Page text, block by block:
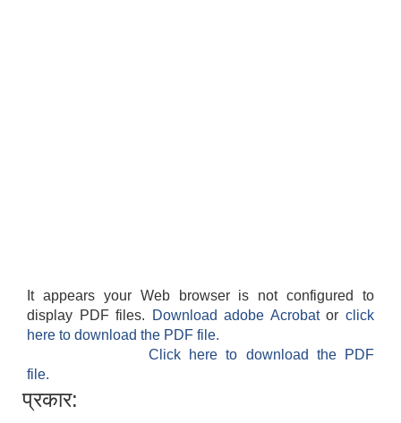
It appears your Web browser is not configured to
display PDF files.
Download adobe Acrobatorclick
here to download the PDF file.
Click here to download the PDF
file.
प्रकार: